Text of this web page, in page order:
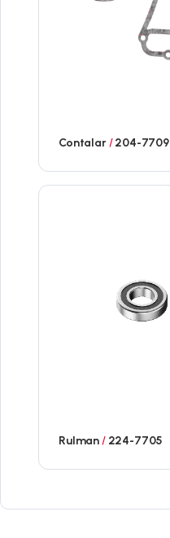
Contalar/204-7709
Rulman/224-7705